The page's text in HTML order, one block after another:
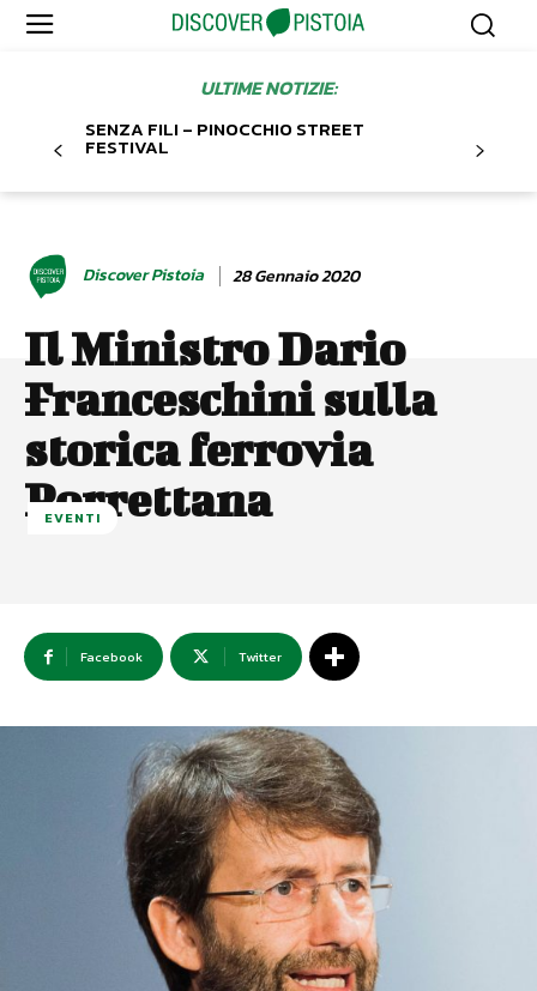
ULTIME NOTIZIE:
SENZA FILI – PINOCCHIO STREET
FESTIVAL
Discover Pistoia 28 Gennaio 2020
Il Ministro Dario
Franceschini sulla
storica ferrovia
Porrettana
EVENTI
Facebook Twitter